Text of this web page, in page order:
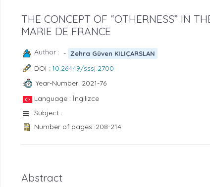
THE CONCEPT OF “OTHERNESS” IN
MARIE DE FRANCE
Author : - Zehra Güven KILIÇARSLAN
DOI : 10.26449/sssj.2700
Year-Number: 2021-76
Language : İngilizce
Subject :
Number of pages: 208-214
Abstract